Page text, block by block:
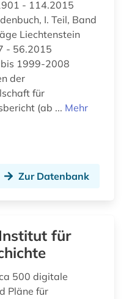
elektronische bibliothek (1)
elektronische zeitschrift (2)
empirische sozialforschung (1)
Mecklenburg-Vorpommern (1)- 114.2015
I. Teil, Band
- 56.2015
1999-2008
der
für
(ab ... Mehr
Zur Datenbank
für
500 digitale
Pläne für